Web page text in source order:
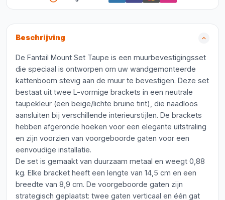
Beschrijving
De Fantail Mount Set Taupe is een muurbevestigingsset
die speciaal is ontworpen om uw wandgemonteerde
kattenboom stevig aan de muur te bevestigen. Deze set
bestaat uit twee L-vormige brackets in een neutrale
taupekleur (een beige/lichte bruine tint), die naadloos
aansluiten bij verschillende interieurstijlen. De brackets
hebben afgeronde hoeken voor een elegante uitstraling
en zijn voorzien van voorgeboorde gaten voor een
eenvoudige installatie.
De set is gemaakt van duurzaam metaal en weegt 0,88
kg. Elke bracket heeft een lengte van 14,5 cm en een
breedte van 8,9 cm. De voorgeboorde gaten zijn
strategisch geplaatst: twee gaten verticaal en één gat